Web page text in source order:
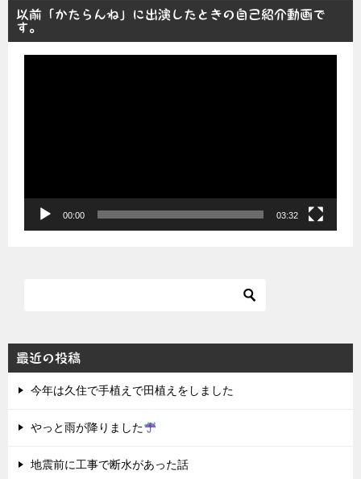
以前「かたらんね」に出演したときの自己紹介動画で
す。
00:00 03:32
最近の投稿
今年は久住で手植えで田植えをしました
やっと雨が降りました
地震前に工事で断水があった話